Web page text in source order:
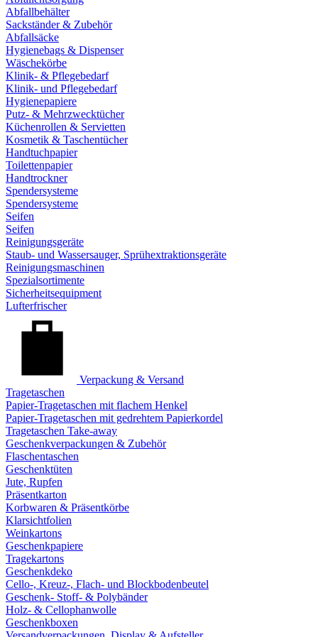
Abfallbehälter
Sackständer & Zubehör
Abfallsäcke
Hygienebags & Dispenser
Wäschekörbe
Klinik- & Pflegebedarf
Klinik- und Pflegebedarf
Hygienepapiere
Putz- & Mehrzwecktücher
Küchenrollen & Servietten
Kosmetik & Taschentücher
Handtuchpapier
Toilettenpapier
Handtrockner
Spendersysteme
Spendersysteme
Seifen
Seifen
Reinigungsgeräte
Staub- und Wassersauger, Sprühextraktionsgeräte
Reinigungsmaschinen
Spezialsortimente
Sicherheitsequipment
Lufterfrischer
Verpackung & Versand
Tragetaschen
Papier-Tragetaschen mit flachem Henkel
Papier-Tragetaschen mit gedrehtem Papierkordel
Tragetaschen Take-away
Geschenkverpackungen & Zubehör
Flaschentaschen
Geschenktüten
Jute, Rupfen
Präsentkarton
Korbwaren & Präsentkörbe
Klarsichtfolien
Weinkartons
Geschenkpapiere
Tragekartons
Geschenkdeko
Cello-, Kreuz-, Flach- und Blockbodenbeutel
Geschenk- Stoff- & Polybänder
Holz- & Cellophanwolle
Geschenkboxen